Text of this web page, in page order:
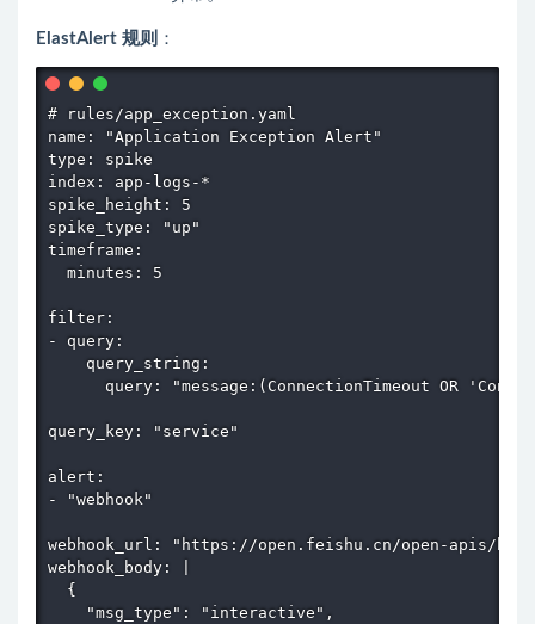
ElastAlert 规则 ：
# rules/app_exception.yaml
name: "Application Exception Alert"
type: spike
index: app-logs-*
spike_height: 5
spike_type: "up"
timeframe:
  minutes: 5
filter:
- query:
    query_string:
query: "message:(ConnectionTimeout OR
query_key: "service"
alert:
- "webhook"
webhook_url: "https://open.feishu.cn/open-apis/bot/
webhook_body: |
  {
    "msg_type": "interactive",